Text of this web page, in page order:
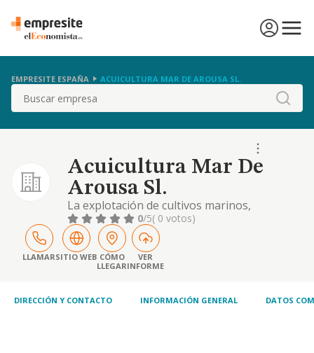
EMPRESITE ESPAÑA ACUICULTURA MAR DE AROUSA SL.
Buscar
Acuicultura Mar De
Arousa Sl.
La explotación de cultivos marinos,
acuicultura, pesca y servicios accesorios a
los mismos, la adquisición de buques y
medios auxiliares de transporte, inmuebles
para almacén y taller, adquisición de
explotaciones de acuicultura en
concesiones
0/5( 0 votos)
LLAMARSITIO WEB CÓMO
LLEGAR
VER
INFORME
DIRECCIÓN Y CONTACTO INFORMACIÓN GENERAL DATOS